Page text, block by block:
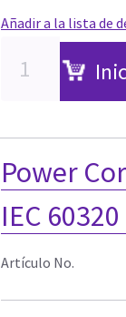
Añadir a la lista de
Power
IEC
Artículo No.